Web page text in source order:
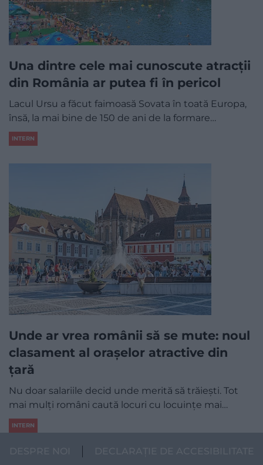
Una dintre cele mai cunoscute atracții
din România ar putea fi în pericol
Lacul Ursu a făcut faimoasă Sovata în toată Europa,
însă, la mai bine de 150 de ani de la formare…
INTERN
Unde ar vrea românii să se mute: noul
clasament al orașelor atractive din
țară
Nu doar salariile decid unde merită să trăiești. Tot
mai mulți români caută locuri cu locuințe mai…
INTERN